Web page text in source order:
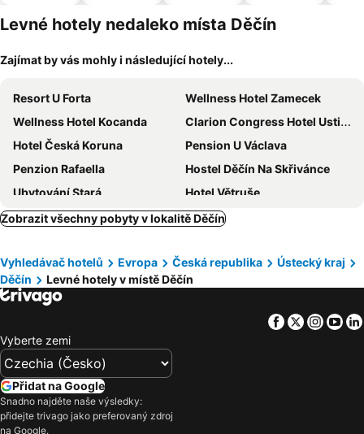
domácí
zvířata
Levné hotely nedaleko místa Děčín
Zajímat by vás mohly i následující hotely...
Resort U Forta
Wellness Hotel Zamecek
Wellness Hotel Kocanda
Clarion Congress Hotel Usti nad Labem
Hotel Česká Koruna
Pension U Václava
Penzion Rafaella
Hostel Děčín Na Skřivánce
Ubytování Stará
Hotel Větruše
Hotel Formule
Wellness Hotel Zlatá Lípa
Interhotel Bohemia
Hostel Děčín
Hotel Výpřež - Děčín
Hotel Ostrov
Penzion a hostinec Kyjovská terasa
Penzion Greenstar
Hotel U Lípy
Aqua Hotel
Hotel Kristin Hrádek
Pension Les
Zobrazit všechny pobyty v lokalitě Děčín
Vyhledávač hotelů Evropa Česká republika
Ústecký kraj
Děčín
Levné hotely v místě Děčín
Facebook
Twitter
Vyberte zemi
Přidat na Google
Snadno najděte naše výsledky:
přidejte trivago jako preferovaný zdroj
na Google.